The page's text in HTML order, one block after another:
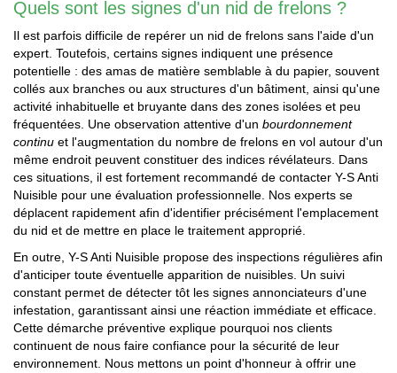
Quels sont les signes d'un nid de frelons ?
Il est parfois difficile de repérer un nid de frelons sans l'aide d'un
expert. Toutefois, certains signes indiquent une présence
potentielle : des amas de matière semblable à du papier, souvent
collés aux branches ou aux structures d'un bâtiment, ainsi qu'une
activité inhabituelle et bruyante dans des zones isolées et peu
fréquentées. Une observation attentive d'un bourdonnement
continu et l'augmentation du nombre de frelons en vol autour d'un
même endroit peuvent constituer des indices révélateurs. Dans
ces situations, il est fortement recommandé de contacter Y-S Anti
Nuisible pour une évaluation professionnelle. Nos experts se
déplacent rapidement afin d'identifier précisément l'emplacement
du nid et de mettre en place le traitement approprié.
En outre, Y-S Anti Nuisible propose des inspections régulières afin
d'anticiper toute éventuelle apparition de nuisibles. Un suivi
constant permet de détecter tôt les signes annonciateurs d'une
infestation, garantissant ainsi une réaction immédiate et efficace.
Cette démarche préventive explique pourquoi nos clients
continuent de nous faire confiance pour la sécurité de leur
environnement. Nous mettons un point d'honneur à offrir une